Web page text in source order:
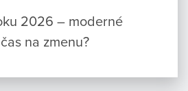
2026 – moderné
na zmenu?